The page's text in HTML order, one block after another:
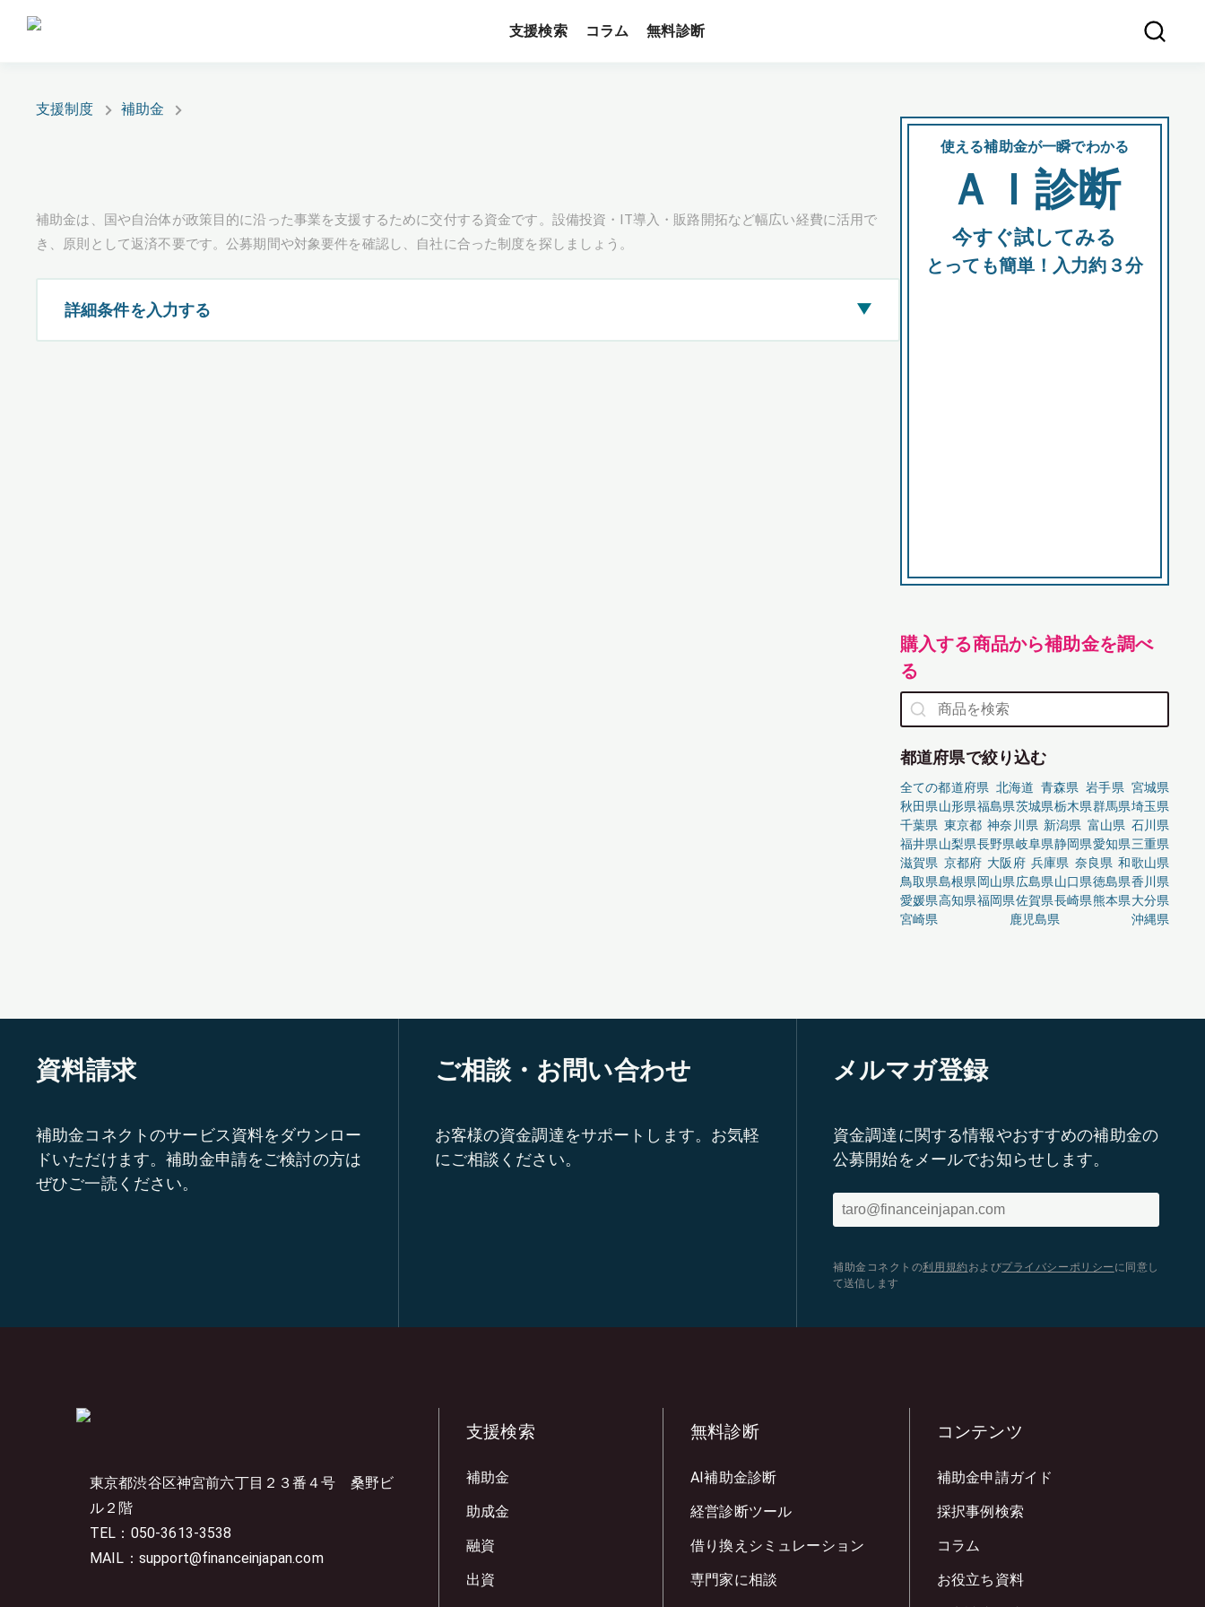
支援検索 コラム 無料診断
支援制度 補助金
補助金は、国や自治体が政策目的に沿った事業を支援するために交付する資金です。設備投資・IT導入・販路開拓など幅広い経費に活用で
き、原則として返済不要です。公募期間や対象要件を確認し、自社に合った制度を探しましょう。
詳細条件を入力する ▶
使える補助金が一瞬でわかる
ＡＩ診断
今すぐ試してみる
とっても簡単！入力約３分
購入する商品から補助金を調べ
る
都道府県で絞り込む
全ての都道府県 北海道 青森県 岩手県 宮城県
秋田県山形県福島県茨城県栃木県群馬県埼玉県
千葉県 東京都 神奈川県 新潟県 富山県 石川県
福井県山梨県長野県岐阜県静岡県愛知県三重県
滋賀県 京都府 大阪府 兵庫県 奈良県 和歌山県
鳥取県島根県岡山県広島県山口県徳島県香川県
愛媛県高知県福岡県佐賀県長崎県熊本県大分県
宮崎県
鹿児島県 沖縄県
資料請求
補助金コネクトのサービス資料をダウンロー
ドいただけます。補助金申請をご検討の方は
ぜひご一読ください。
ご相談・お問い合わせ
お客様の資金調達をサポートします。お気軽
にご相談ください。
メルマガ登録
資金調達に関する情報やおすすめの補助金の
公募開始をメールでお知らせします。
補助金コネクトの利用規約 およびプライバシーポリシー に同意し
て送信します
東京都渋谷区神宮前六丁目２３番４号 桑野ビ
ル２階
TEL：050-3613-3538
MAIL：support@financeinjapan.com
支援検索
補助金
助成金
融資
出資
無料診断
AI補助金診断
経営診断ツール
借り換えシミュレーション
専門家に相談
コンテンツ
補助金申請ガイド
採択事例検索
コラム
お役立ち資料